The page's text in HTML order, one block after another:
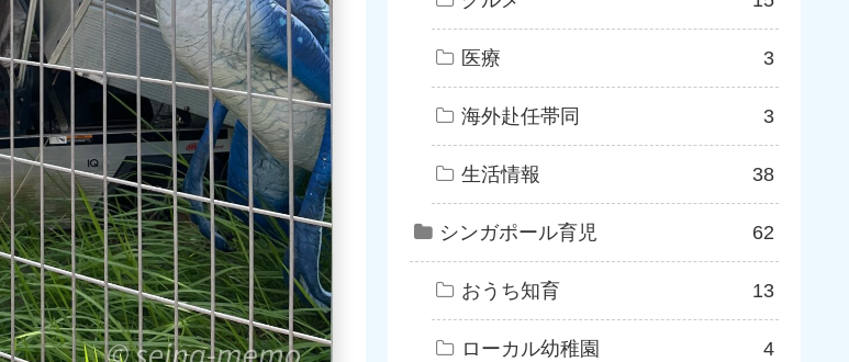
医療 3
海外赴任帯同 3
生活情報 38
シンガポール育児 62
おうち知育 13
ローカル幼稚園 4